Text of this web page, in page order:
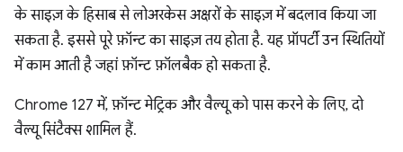
के साइज़ के हिसाब से लोअरकेस अक्षरों के साइज़ में बदलाव किया जा
सकता है. इससे पूरे फ़ॉन्ट का साइज़ तय होता है. यह प्रॉपर्टी उन स्थितियों
में काम आती है जहां फ़ॉन्ट फ़ॉलबैक हो सकता है.
Chrome 127 में, फ़ॉन्ट मेट्रिक और वैल्यू को पास करने के लिए, दो
वैल्यू सिंटैक्स शामिल हैं.